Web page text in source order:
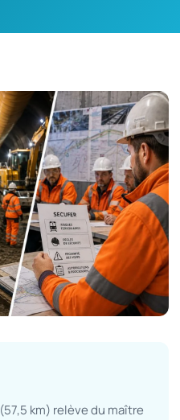
(57,5 km) relève du maître